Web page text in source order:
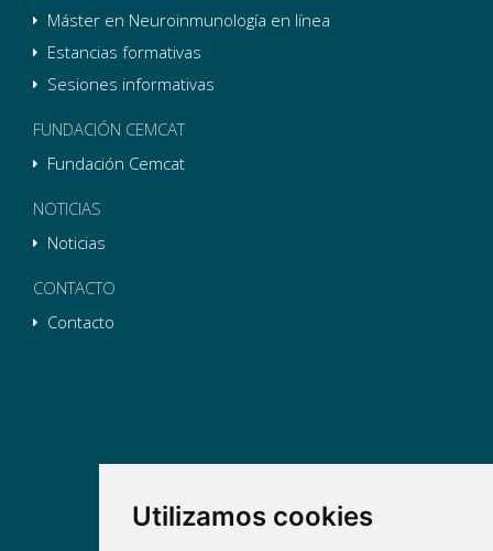
Utilizamos cookies
Máster en Neuroinmunología en línea
Estancias formativas
Sesiones informativas
FUNDACIÓN CEMCAT
Fundación Cemcat
NOTICIAS
Noticias
CONTACTO
Contacto